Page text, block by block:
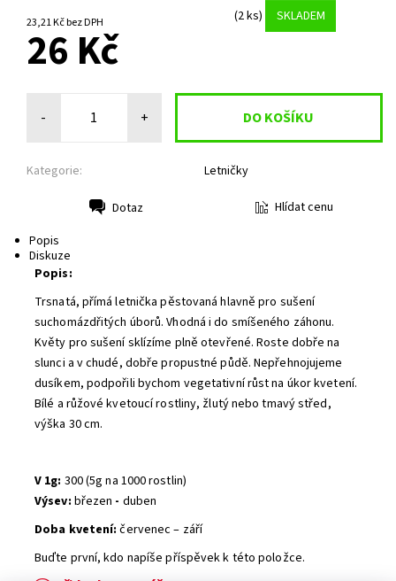
23,21 Kč bez DPH (2 ks) SKLADEM
26 Kč
- +
Kategorie: Letničky
Dotaz
Hlídat cenu
Popis
Diskuze
Popis:
Trsnatá, přímá letnička pěstovaná hlavně pro sušení
suchomázdřitých úborů. Vhodná i do smíšeného záhonu.
Květy pro sušení sklízíme plně otevřené. Roste dobře na
slunci a v chudé, dobře propustné půdě. Nepřehnojujeme
dusíkem, podpořili bychom vegetativní růst na úkor kvetení.
Bílé a růžové kvetoucí rostliny, žlutý nebo tmavý střed,
výška 30 cm.
V 1g: 300 (5g na 1000 rostlin)
Výsev: březen - duben
Doba kvetení: červenec – září
Buďte první, kdo napíše příspěvek k této položce.